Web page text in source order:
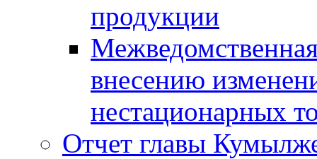
продукции
внесению
нестационарных
Отчет главы